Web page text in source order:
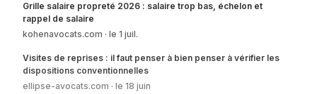
Grille salaire propreté 2026 : salaire trop bas, échelon et
rappel de salaire
kohenavocats.com
le 1 juil.
Visites de reprises : il faut penser à bien penser à vérifier les
dispositions conventionnelles
ellipse-avocats.com
le 18 juin